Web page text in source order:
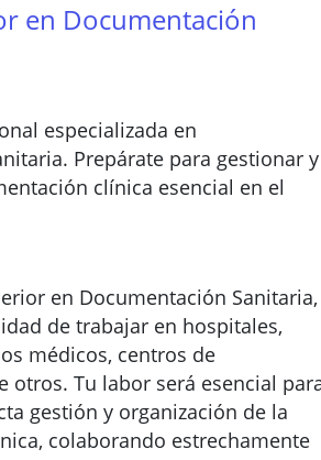
en Documentación
especializada en
Prepárate para gestionar y
clínica esencial en el
en Documentación Sanitaria,
de trabajar en hospitales,
médicos, centros de
otros. Tu labor será esencial
gestión y organización de la
colaborando estrechamente